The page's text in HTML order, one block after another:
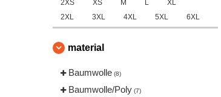
2XS XS M L
XL
2XL
3XL 4XL 5XL 6XL
material
Baumwolle (8)
Baumwolle/Poly (7)